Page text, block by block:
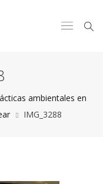
ambientales en
IMG_3288